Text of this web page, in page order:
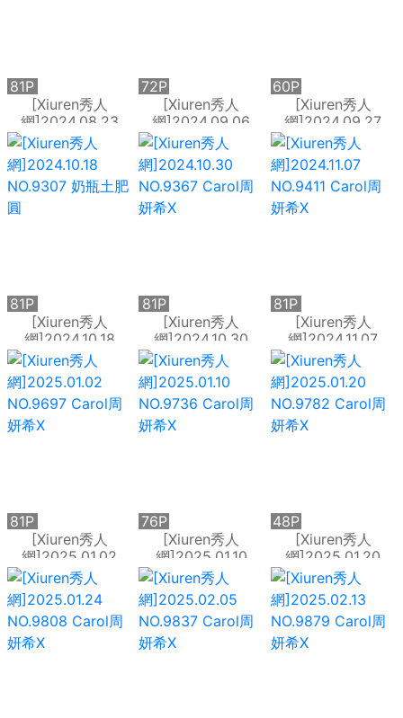
[Xiuren秀人
網]2024.08.23
NO.9061 Carol周
妍希X
81P
[Xiuren秀人
網]2024.09.06
NO.9120 Carol周
妍希X
72P
[Xiuren秀人
網]2024.09.27
NO.9220 奶瓶土肥
圓
60P
[Xiuren秀人
網]2024.10.18
NO.9307 奶瓶土肥
圓
81P
[Xiuren秀人
網]2024.10.30
NO.9367 Carol周
妍希X
81P
[Xiuren秀人
網]2024.11.07
NO.9411 Carol周
妍希X
81P
[Xiuren秀人
網]2025.01.02
NO.9697 Carol周
妍希X
81P
[Xiuren秀人
網]2025.01.10
NO.9736 Carol周
妍希X
76P
[Xiuren秀人
網]2025.01.20
NO.9782 Carol周
妍希X
48P